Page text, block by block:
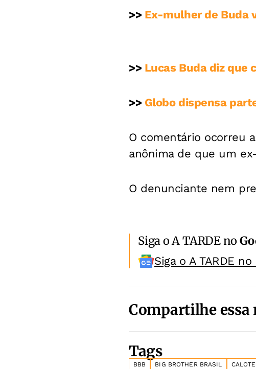
>> Ex-mulher de Buda
>> Lucas Buda diz que
>> Globo dispensa
O comentário ocorreu
anônima de que um
O denunciante nem
Siga o A TARDE no
Siga o A TARDE
Compartilhe essa
Tags
BBB BIG BROTHER BRASIL CALOTE